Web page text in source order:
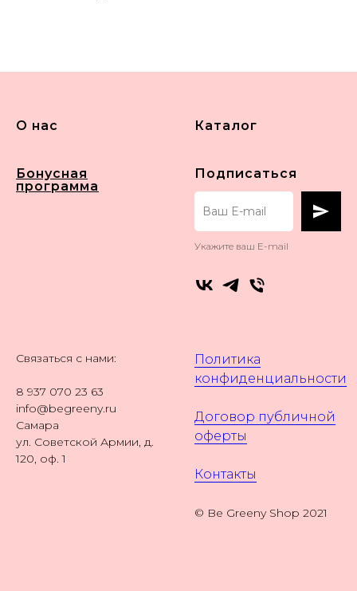
О нас Каталог
Бонусная
программа
Подписаться
Укажите ваш E-mail
Связаться с нами:
8 937 070 23 63
info@begreeny.ru
Самара
ул. Советской Армии, д.
120, оф. 1
Политика
конфиденциальности
Договор публичной
оферты
Контакты
© Be Greeny Shop 2021